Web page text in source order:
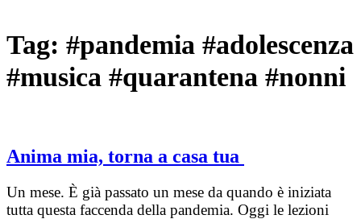
Tag: #pandemia #adolescenza
#musica #quarantena #nonni
Anima mia, torna a casa tua
Un mese. È già passato un mese da quando è iniziata
tutta questa faccenda della pandemia. Oggi le lezioni